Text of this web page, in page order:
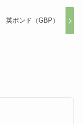
英ポンド（GBP）